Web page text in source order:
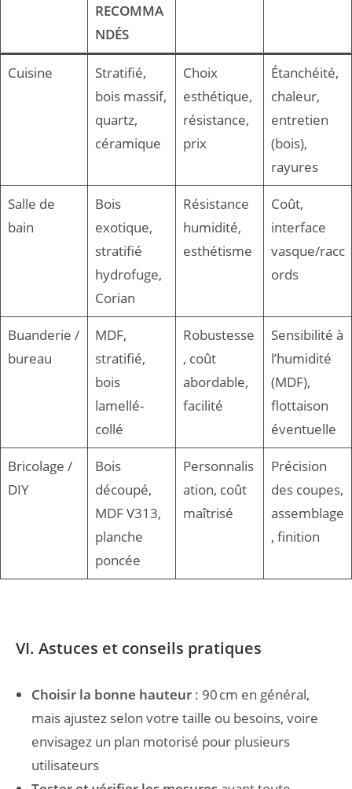
RECOMMA
NDÉS
Cuisine
Stratifié,
bois massif,
quartz,
céramique
Choix
esthétique,
résistance,
prix
Étanchéité,
chaleur,
entretien
(bois),
rayures
Salle de
bain
Bois
exotique,
stratifié
hydrofuge,
Corian
Résistance
humidité,
esthétisme
Coût,
interface
vasque/racc
ords
Buanderie /
bureau
MDF,
stratifié,
bois
lamellé-
collé
Robustesse
, coût
abordable,
facilité
Sensibilité à
l’humidité
(MDF),
flottaison
éventuelle
Bricolage /
DIY
Bois
découpé,
MDF V313,
planche
poncée
Personnalis
ation, coût
maîtrisé
Précision
des coupes,
assemblage
, finition
VI. Astuces et conseils pratiques
Choisir la bonne hauteur : 90 cm en général,
mais ajustez selon votre taille ou besoins, voire
envisagez un plan motorisé pour plusieurs
utilisateurs